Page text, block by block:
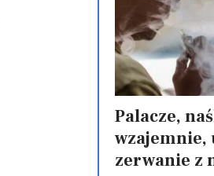
Palacze,
zerwanie z